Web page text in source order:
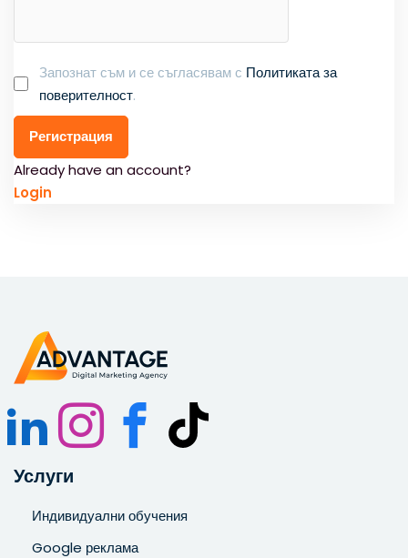
Запознат съм и се съгласявам с Политиката за
поверителност.
Регистрация
Already have an account?
Login
Услуги
Индивидуални обучения
Google реклама